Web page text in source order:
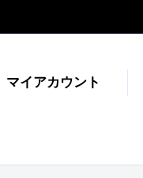
マイアカウント